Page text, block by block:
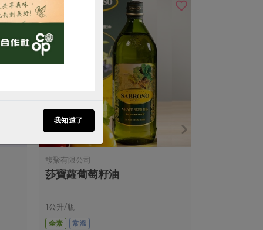
馥聚有限公司
莎寶蘿葡萄籽油
1公升/瓶
全素
常溫
我知道了